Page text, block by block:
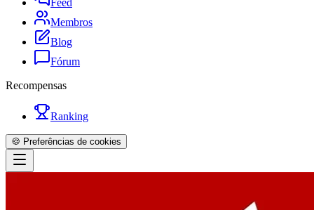
Feed
Membros
Blog
Fórum
Recompensas
Ranking
🍪 Preferências de cookies